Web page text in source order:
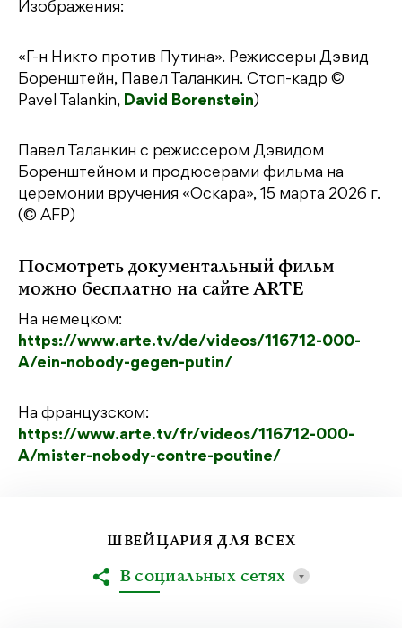
Изображения:
«Г-н Никто против Путина». Режиссеры Дэвид
Боренштейн, Павел Таланкин. Стоп-кадр ©
Pavel Talankin, David Borenstein)
Павел Таланкин с режиссером Дэвидом
Боренштейном и продюсерами фильма на
церемонии вручения «Оскара», 15 марта 2026 г.
(© AFP)
Посмотреть документальный фильм
можно бесплатно на сайте ARTE
На немецком:
https://www.arte.tv/de/videos/116712-000-
A/ein-nobody-gegen-putin/
На французском:
https://www.arte.tv/fr/videos/116712-000-
A/mister-nobody-contre-poutine/
ШВЕЙЦАРИЯ ДЛЯ ВСЕХ
В социальных сетях